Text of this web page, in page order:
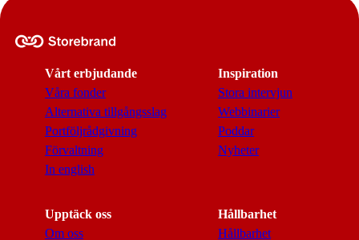
Vårt erbjudande
Våra fonder
Alternativa tillgångsslag
Portföljrådgivning
Förvaltning
In english
Inspiration
Stora intervjun
Webbinarier
Poddar
Nyheter
Upptäck oss
Om oss
Hållbarhet
Hållbarhet